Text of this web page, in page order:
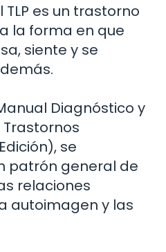
es un trastorno
la forma en que
siente y se
Diagnóstico y
se
patrón general de
relaciones
autoimagen y las